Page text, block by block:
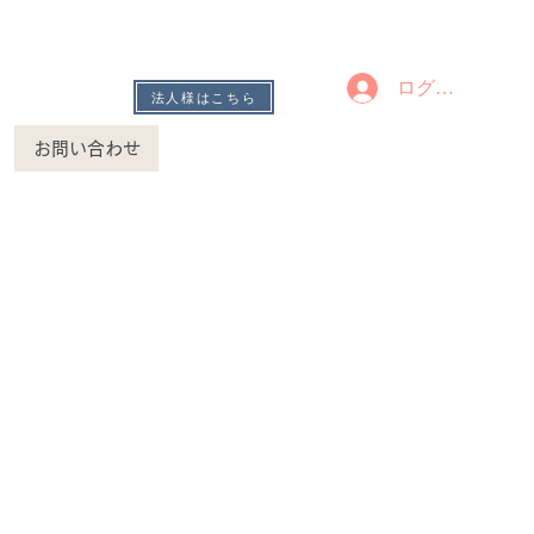
ログイン
法人様はこちら
お問い合わせ